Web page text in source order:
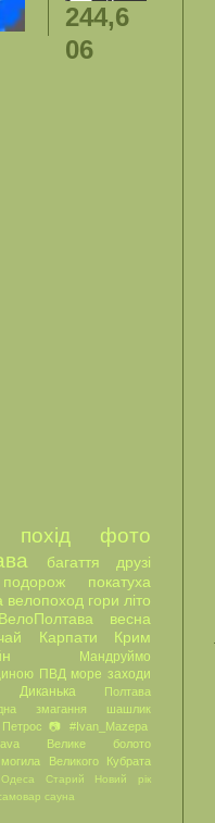
244,6
06
похід
фото
багаття
друзі
подорож
покатуха
велопоход гори літо
ВелоПолтава
весна
Карпати
Крим
Мандруймо
ПВД море заходи
Диканька
Полтава
змагання
шашлик
Петрос 📷
#Ivan_Mazepa
Велике болото
могила Великого Кубрата
Одеса
Старий Новий рік
сауна